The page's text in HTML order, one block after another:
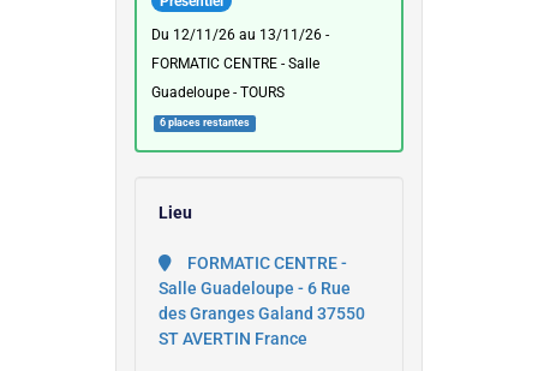
du 12/11/26 au 13/11/26 -
FORMATIC CENTRE - Salle
Guadeloupe - TOURS
6 places restantes
Lieu
Salle Guadeloupe - 6 Rue
des Granges Galand 37550
ST AVERTIN France